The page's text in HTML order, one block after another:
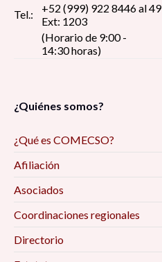
Tel.:
+52 (999) 922 8446 al 49
Ext: 1203
(Horario de 9:00 -
14:30 horas)
¿Quiénes somos?
¿Qué es COMECSO?
Afiliación
Asociados
Coordinaciones regionales
Directorio